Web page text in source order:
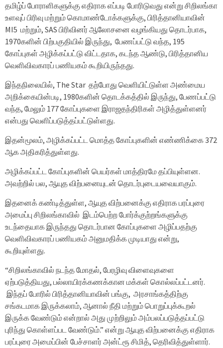
தமிழ்ப் போராளிகளுக்கு எதிராக எப்படி போரிடுவது என்று சிறிலங்கா
உளவுப் பிரிவு மற்றும் கொமாண்டோக்களுக்கு, பிரித்தானியாவின்
MI5 மற்றும், SAS பிரிவினர் ஆலோசனை வழங்கியது தொடர்பாக,
1970களின் பிற்பகுதியில் இருந்து, பேணப்பட்டு வந்த, 195
கோப்புகள் அழிக்கப்பட்டு விட்டதாக, கடந்த ஆண்டு, பிரித்தானிய
வெளிவிவகாரப் பணியகம் கூறியிருந்தது.
இந்தநிலையில், The Star தற்போது வெளியிட்டுள்ள அண்மைய
அறிக்கையின்படி, 1980களின் தொடக்கத்தில் இருந்து, பேணப்பட்டு
வந்த, மேலும் 177 கோப்புகளை இராஜதந்திரிகள் அழித்துள்ளனர்
என்பது வெளிப்படுத்தப்பட்டுள்ளது.
இதன்மூலம், அழிக்கப்பட்ட மொத்த கோப்புகளின் எண்ணிக்கை 372
ஆக அதிகரித்துள்ளது.
அழிக்கப்பட்ட கோப்புகளின் பெயர்கள் மாத்திரமே தப்பியுள்ளன.
அவற்றில் பல, ஆயுத விற்பனையுடன் தொடர்புடையவையாகும்.
இதனைக் கண்டித்துள்ள, ஆயுத விற்பனைக்கு எதிராக பரப்புரை
அமைப்பு சிறிலங்காவில் இடம்பெற்ற போர்க்குற்றங்களுக்கு
உடந்தையாக இருந்தது தொடர்பான கோப்புகளை அழிப்பதற்கு
வெளிவிவகாரப் பணியகம் அனுமதிக்க முடியாது என்று,
கூறியுள்ளது.
“சிறிலங்காவில் நடந்த மோதல், பேரழிவு விளைவுகளை
ஏற்படுத்தியது, பல்லாயிரக்கணக்கான மக்கள் கொல்லப்பட்டனர்.
இந்தப் போரில் பிரித்தானியாவின் பங்கு, அரசாங்கத்திற்கு
சங்கடமாக இருக்கலாம், ஆனால் நீதி மற்றும் பொறுப்புக்கூறல்
இருக்க வேண்டும் என்றால் அது முற்றிலும் அம்பலப்படுத்தப்பட்டு
புரிந்து கொள்ளப்பட வேண்டும்.” என்று ஆயுத விற்பனைக்கு எதிராக
பரப்புரை அமைப்பின் பேச்சாளர் அன்ட்ரூ சிமித், தெரிவித்துள்ளார்.